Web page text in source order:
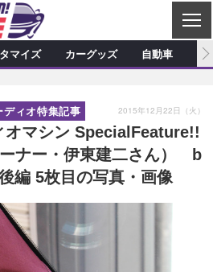
C
L
S
E
ショップ訪問記
デモカー製作記
カスタマイズ新製品情報
カーグッズ新製品情報
マイズ カーグッズ 自動車
オマシン SpecialFeature!!
ナー・伊東建二さん） b
5枚目の写真・画像
ディオ特集記事 2015年12月22日（火）